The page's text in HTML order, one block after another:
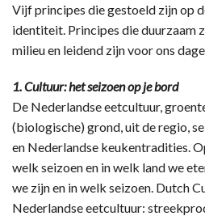
Vijf principes die gestoeld zijn op
identiteit. Principes die duurzaam
milieu en leidend zijn voor ons
1. Cultuur: het seizoen op je bord
De Nederlandse eetcultuur,
(biologische) grond, uit de regio,
en Nederlandse keukentradities.
welk seizoen en in welk land we
we zijn en in welk seizoen. Dutch
Nederlandse eetcultuur: